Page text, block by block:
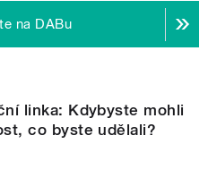
na DABu
linka: Kdybyste mohli
co byste udělali?